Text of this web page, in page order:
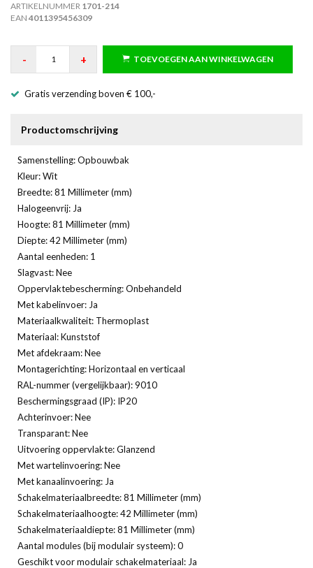
ARTIKELNUMMER 1701-214
EAN 4011395456309
- + TOEVOEGEN AAN WINKELWAGEN
Gratis verzending boven € 100,-
Productomschrijving
Samenstelling: Opbouwbak
Kleur: Wit
Breedte: 81 Millimeter (mm)
Halogeenvrij: Ja
Hoogte: 81 Millimeter (mm)
Diepte: 42 Millimeter (mm)
Aantal eenheden: 1
Slagvast: Nee
Oppervlaktebescherming: Onbehandeld
Met kabelinvoer: Ja
Materiaalkwaliteit: Thermoplast
Materiaal: Kunststof
Met afdekraam: Nee
Montagerichting: Horizontaal en verticaal
RAL-nummer (vergelijkbaar): 9010
Beschermingsgraad (IP): IP20
Achterinvoer: Nee
Transparant: Nee
Uitvoering oppervlakte: Glanzend
Met wartelinvoering: Nee
Met kanaalinvoering: Ja
Schakelmateriaalbreedte: 81 Millimeter (mm)
Schakelmateriaalhoogte: 42 Millimeter (mm)
Schakelmateriaaldiepte: 81 Millimeter (mm)
Aantal modules (bij modulair systeem): 0
Geschikt voor modulair schakelmateriaal: Ja